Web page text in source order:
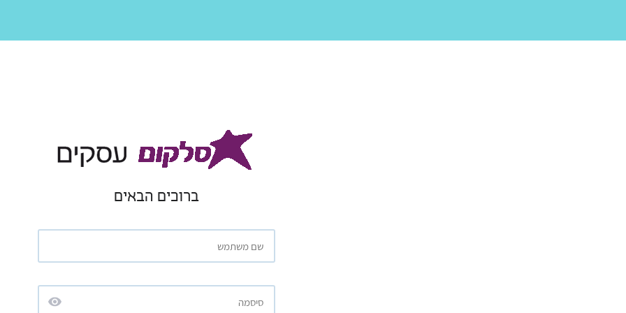
ברוכים הבאים